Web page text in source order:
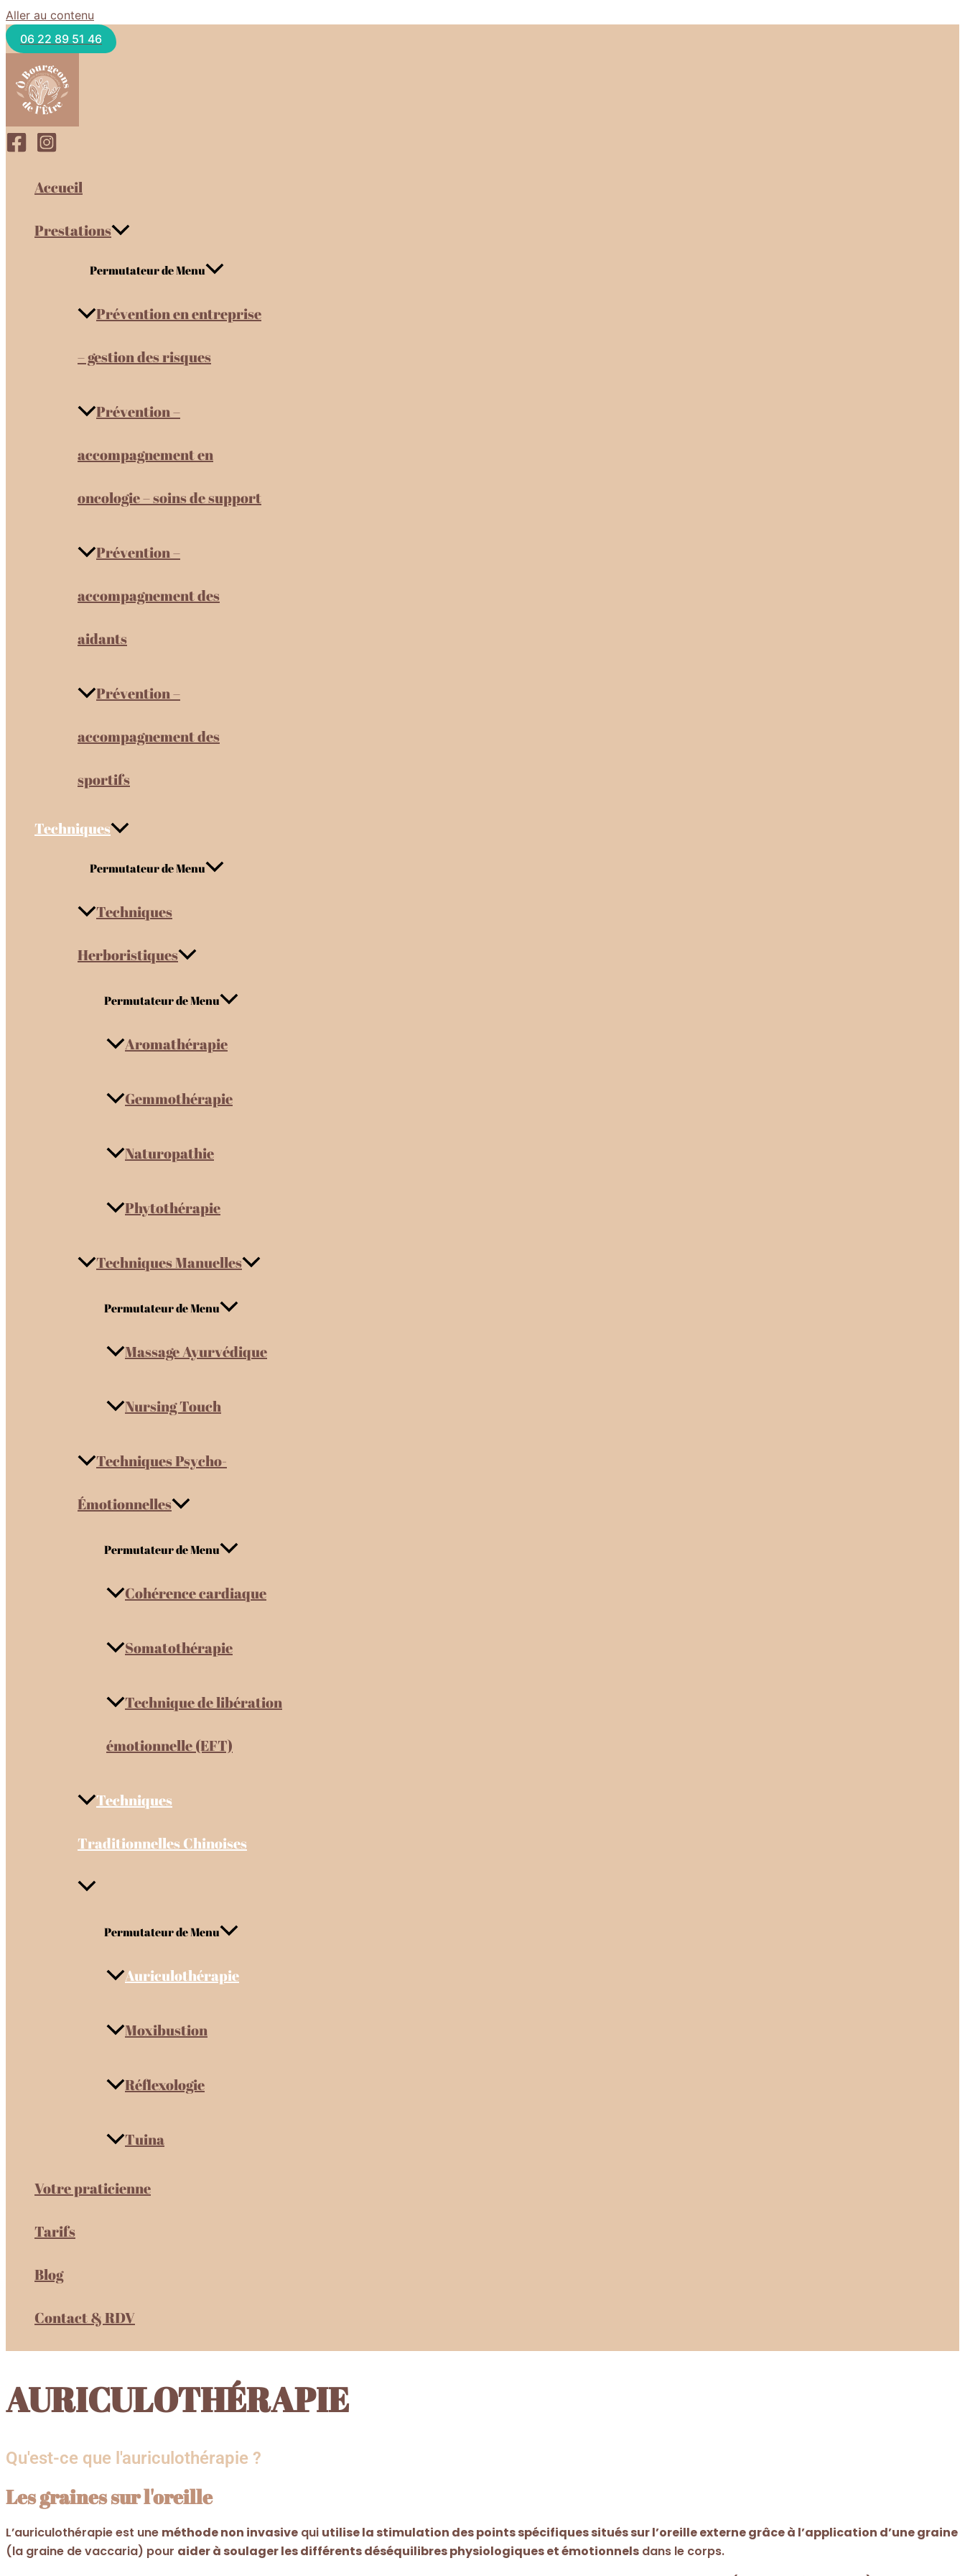
Aller au contenu
06 22 89 51 46
Accueil
Prestations
Permutateur de Menu
Prévention en entreprise
– gestion des risques
Prévention –
accompagnement en
oncologie – soins de support
Prévention –
accompagnement des
aidants
Prévention –
accompagnement des
sportifs
Techniques
Permutateur de Menu
Techniques
Herboristiques
Permutateur de Menu
Aromathérapie
Gemmothérapie
Naturopathie
Phytothérapie
Techniques Manuelles
Permutateur de Menu
Massage Ayurvédique
Nursing Touch
Techniques Psycho-
Émotionnelles
Permutateur de Menu
Cohérence cardiaque
Somatothérapie
Technique de libération
émotionnelle (EFT)
Techniques
Traditionnelles Chinoises
Permutateur de Menu
Auriculothérapie
Moxibustion
Réflexologie
Tuina
Votre praticienne
Tarifs
Blog
Contact & RDV
AURICULOTHÉRAPIE
Qu'est-ce que l'auriculothérapie ?
Les graines sur l'oreille
L’auriculothérapie est une méthode non invasive qui utilise la stimulation des points spécifiques situés sur l’oreille externe grâce à l’application d’une graine
(la graine de vaccaria) pour aider à soulager les différents déséquilibres physiologiques et émotionnels dans le corps.